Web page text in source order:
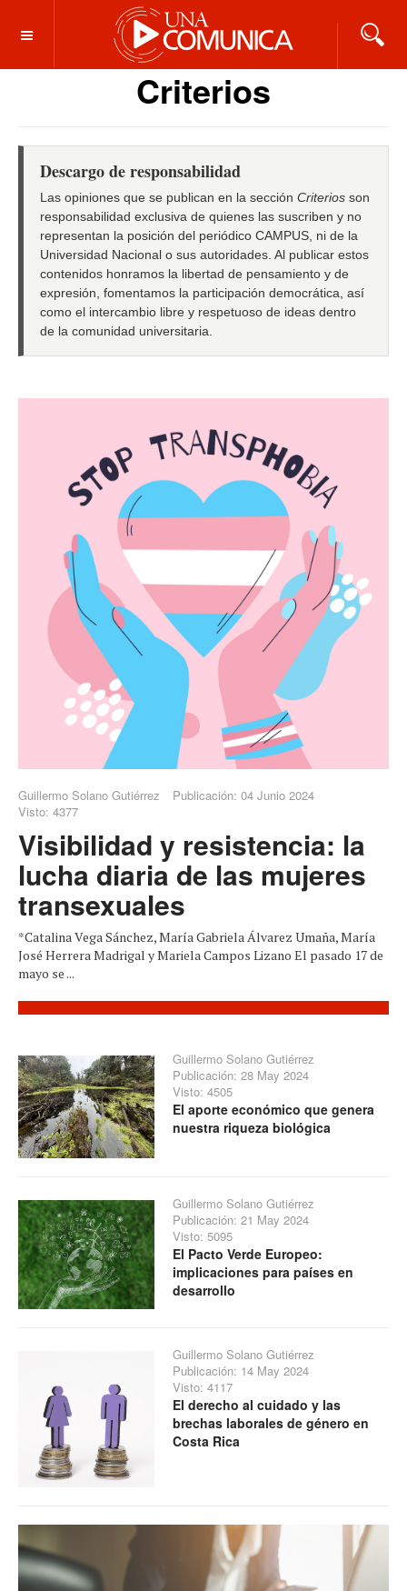
OFF CANVAS
Criterios
Descargo de responsabilidad
Las opiniones que se publican en la sección Criterios son
responsabilidad exclusiva de quienes las suscriben y no
representan la posición del periódico CAMPUS, ni de la
Universidad Nacional o sus autoridades. Al publicar estos
contenidos honramos la libertad de pensamiento y de
expresión, fomentamos la participación democrática, así
como el intercambio libre y respetuoso de ideas dentro
de la comunidad universitaria.
Guillermo Solano Gutiérrez
Publicación: 04 Junio 2024
Visto: 4377
Visibilidad y resistencia: la
lucha diaria de las mujeres
transexuales
*Catalina Vega Sánchez, María Gabriela Álvarez Umaña, María
José Herrera Madrigal y Mariela Campos Lizano El pasado 17 de
mayo se ...
Guillermo Solano Gutiérrez
Publicación: 28 May 2024
Visto: 4505
El aporte económico que genera
nuestra riqueza biológica
Guillermo Solano Gutiérrez
Publicación: 21 May 2024
Visto: 5095
El Pacto Verde Europeo:
implicaciones para países en
desarrollo
Guillermo Solano Gutiérrez
Publicación: 14 May 2024
Visto: 4117
El derecho al cuidado y las
brechas laborales de género en
Costa Rica